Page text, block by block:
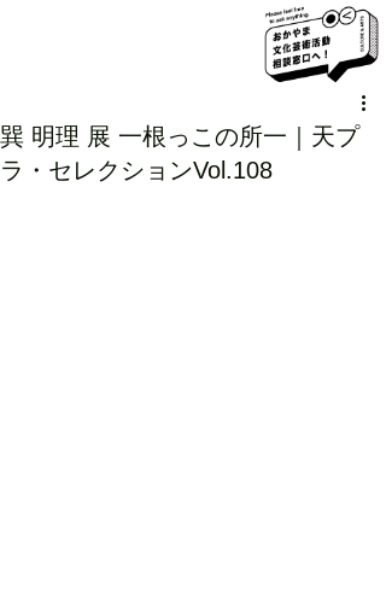
巽 明理 展 一根っこの所一｜天プ
ラ・セレクションVol.108